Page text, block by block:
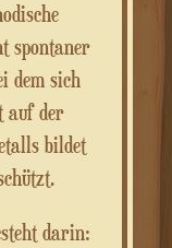
spontaner
dem sich
auf der
bildet
darin: